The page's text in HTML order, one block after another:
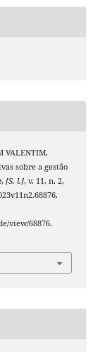
VALENTIM,
sobre a gestão
, [S. l.], v. 11, n. 2,
view/68876.